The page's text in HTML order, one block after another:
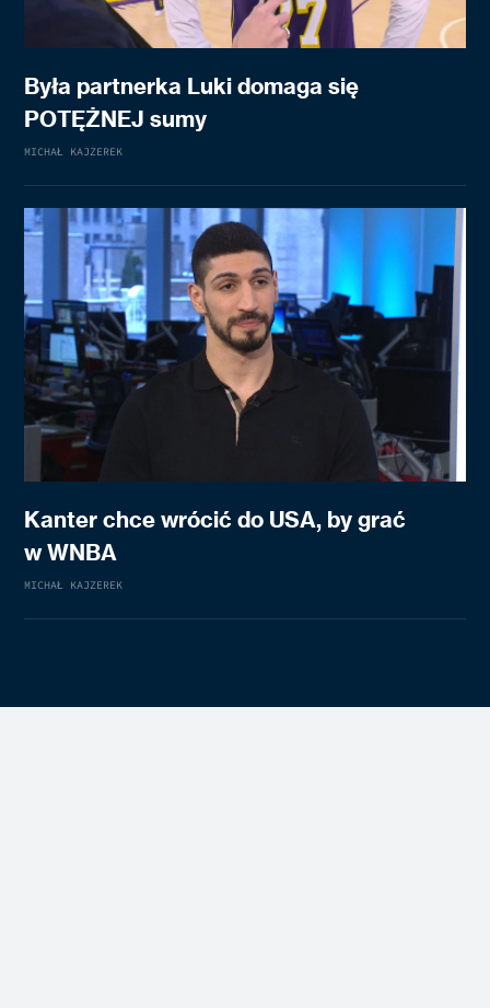
Była partnerka Luki domaga się
POTĘŻNEJ sumy
MICHAŁ KAJZEREK
Kanter chce wrócić do USA, by grać
w WNBA
MICHAŁ KAJZEREK